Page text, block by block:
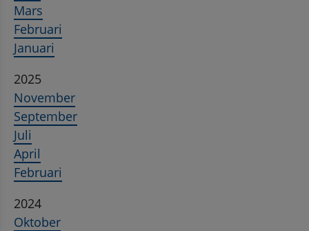
Mars
Februari
Januari
2025
November
September
Juli
April
Februari
2024
Oktober